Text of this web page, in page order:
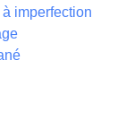
imperfection